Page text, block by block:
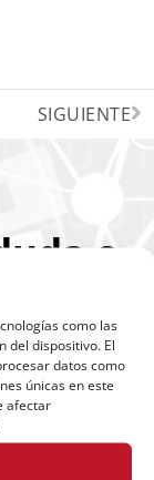
como las
del dispositivo. El
datos como
únicas en este
afectar
SIGUIENTE
o
las
CMW no
estaremos